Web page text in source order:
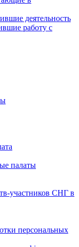
деятельность
работу с
палаты
участников СНГ в
персональных